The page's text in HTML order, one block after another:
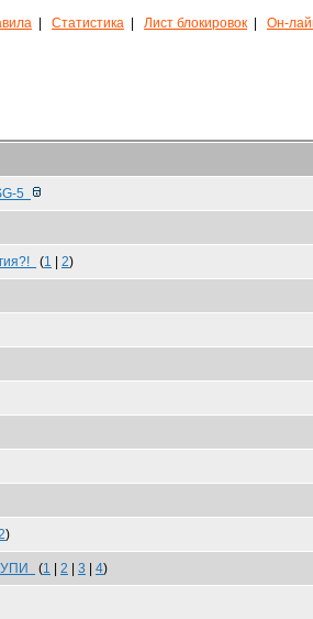
Статистика Лист блокировок Он-
5
(1 2)
)
УПИ (1 2 3 4)